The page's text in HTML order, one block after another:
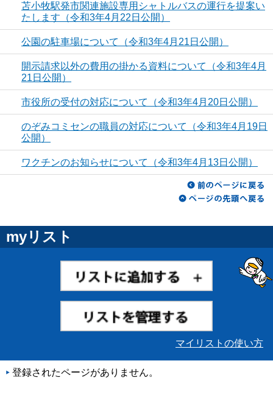
苫小牧駅発市関連施設専用シャトルバスの運行を提案い
たします（令和3年4月22日公開）
公園の駐車場について（令和3年4月21日公開）
開示請求以外の費用の掛かる資料について（令和3年4月
21日公開）
市役所の受付の対応について（令和3年4月20日公開）
のぞみコミセンの職員の対応について（令和3年4月19日
公開）
ワクチンのお知らせについて（令和3年4月13日公開）
myリスト
マイリストの使い方
登録されたページがありません。